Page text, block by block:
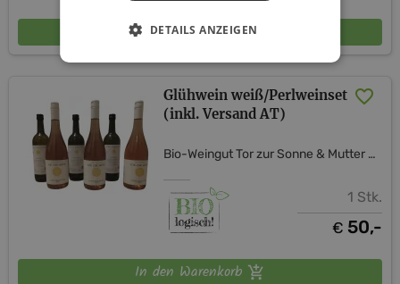
In den Warenkorb
Glühwein weiß/Perlweinset
(inkl. Versand AT)
Bio-Weingut Tor zur Sonne & Mutter Erde Shop
1 Stk.
€ 50,-
In den Warenkorb
DETAILS ANZEIGEN